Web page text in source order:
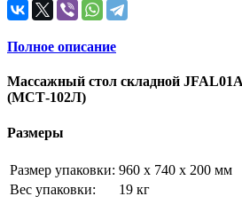
Полное описание
Массажный стол складной
(МСТ-102Л)
Размеры
Размер упаковки: 960 х 740 х 200 мм
Вес упаковки:
19 кг